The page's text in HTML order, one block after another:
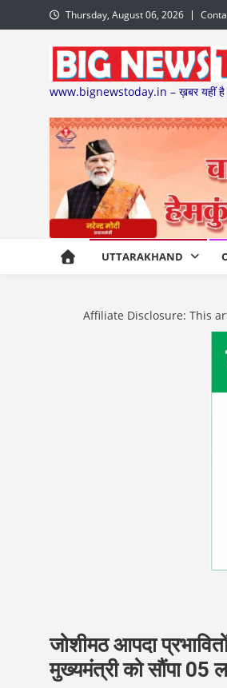
to
Thursday, August 06, 2026
www.bignewstoday.in – ख़बर यहीं
UTTARAKHAND
Affiliate Disclosure: This
जोशीमठ आपदा
मुख्यमंत्री को सौंपा 05